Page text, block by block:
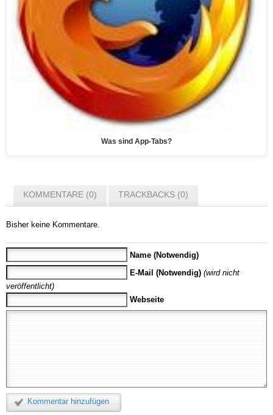
Was sind App-Tabs?
KOMMENTARE (0) TRACKBACKS (0)
Bisher keine Kommentare.
Name (Notwendig)
E-Mail (Notwendig) (wird nicht
veröffentlicht)
Webseite
Kommentar hinzufügen